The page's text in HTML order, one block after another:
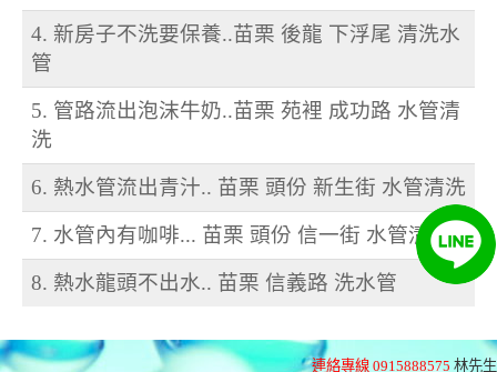
4. 新房子不洗要保養..苗栗 後龍 下浮尾 清洗水
管
5. 管路流出泡沫牛奶..苗栗 苑裡 成功路 水管清
洗
6. 熱水管流出青汁.. 苗栗 頭份 新生街 水管清洗
7. 水管內有咖啡... 苗栗 頭份 信一街 水管清洗
8. 熱水龍頭不出水.. 苗栗 信義路 洗水管
連絡專線 0915888575 林先生